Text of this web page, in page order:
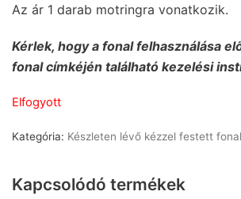
Az ár 1 darab motringra vonatkozik.
Kérlek, hogy a fonal felhasználása
fonal címkéjén található kezelési
Elfogyott
Kategória: Készleten lévő kézzel festett
Kapcsolódó termékek